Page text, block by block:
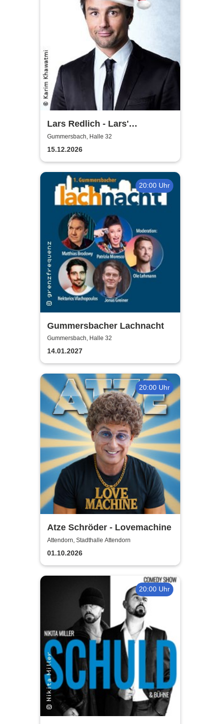
Lars Redlich - Lars'
Christmas
Gummersbach, Halle 32
15.12.2026
20:00 Uhr
Gummersbacher Lachnacht
Gummersbach, Halle 32
14.01.2027
20:00 Uhr
Atze Schröder - Lovemachine
Attendorn, Stadthalle Attendorn
01.10.2026
20:00 Uhr